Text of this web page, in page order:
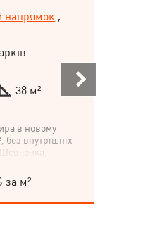
напрямок ,
38 м²
в новому
внутрішніх
розташована
Житловий
до економ-
за м²